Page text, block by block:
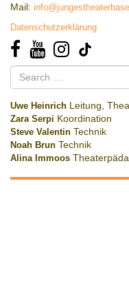
Mail:
Datenschutzerklärung
Search
for:
Uwe Heinrich Leitung,
Zara Serpi Koordination
Steve Valentin Technik
Noah Brun Technik
Alina Immoos